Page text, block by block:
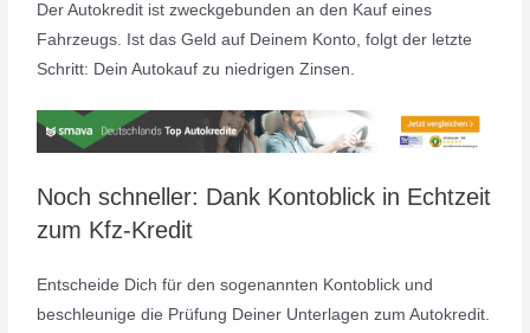
Der Autokredit ist zweckgebunden an den Kauf eines
Fahrzeugs. Ist das Geld auf Deinem Konto, folgt der letzte
Schritt: Dein Autokauf zu niedrigen Zinsen.
Noch schneller: Dank Kontoblick in Echtzeit
zum Kfz-Kredit
Entscheide Dich für den sogenannten Kontoblick und
beschleunige die Prüfung Deiner Unterlagen zum Autokredit.